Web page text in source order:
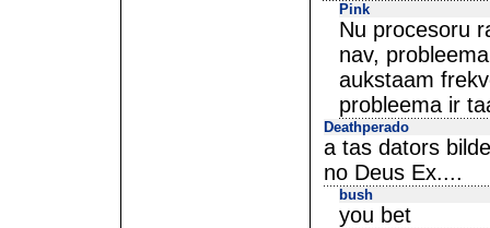
Pink
Nu procesoru
nav,
aukstaam
probleema ir
Deathperado
a tas dators
no Deus Ex....
bush
you bet